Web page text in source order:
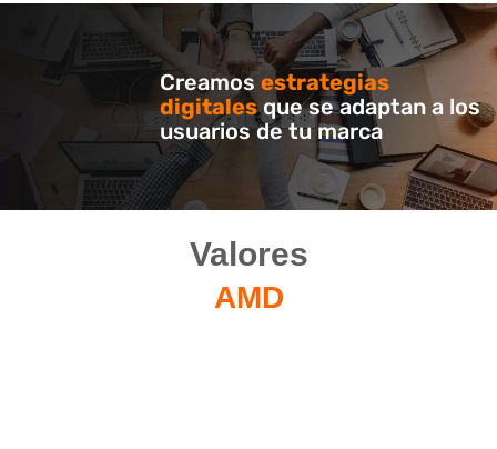
Creamosestrategias
digitalesque se adaptan a los
usuarios de tu marca
Valores
AMD